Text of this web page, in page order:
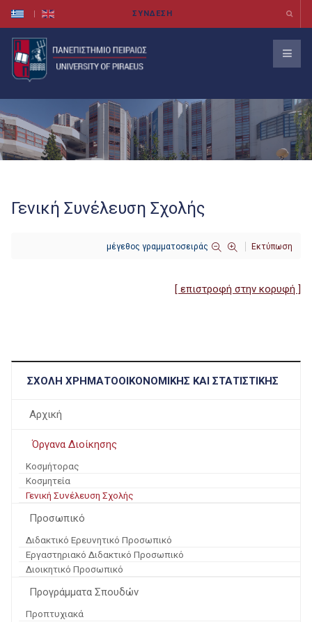
Γενική Συνέλευση Σχολής
μέγεθος γραμματοσειράς Εκτύπωση
[ επιστροφή στην κορυφή ]
ΣΧΟΛΉ ΧΡΗΜΑΤΟΟΙΚΟΝΟΜΙΚΉΣ ΚΑΙ ΣΤΑΤΙΣΤΙΚΉΣ
Αρχική
Όργανα Διοίκησης
Κοσμήτορας
Κοσμητεία
Γενική Συνέλευση Σχολής
Προσωπικό
Διδακτικό Ερευνητικό Προσωπικό
Εργαστηριακό Διδακτικό Προσωπικό
Διοικητικό Προσωπικό
Προγράμματα Σπουδών
Προπτυχιακά